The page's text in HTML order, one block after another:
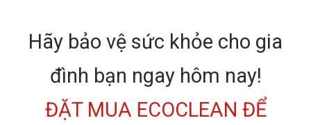
Hãy bảo vệ sức khỏe cho gia
đình bạn ngay hôm nay!
ĐẶT MUA ECOCLEAN ĐỂ